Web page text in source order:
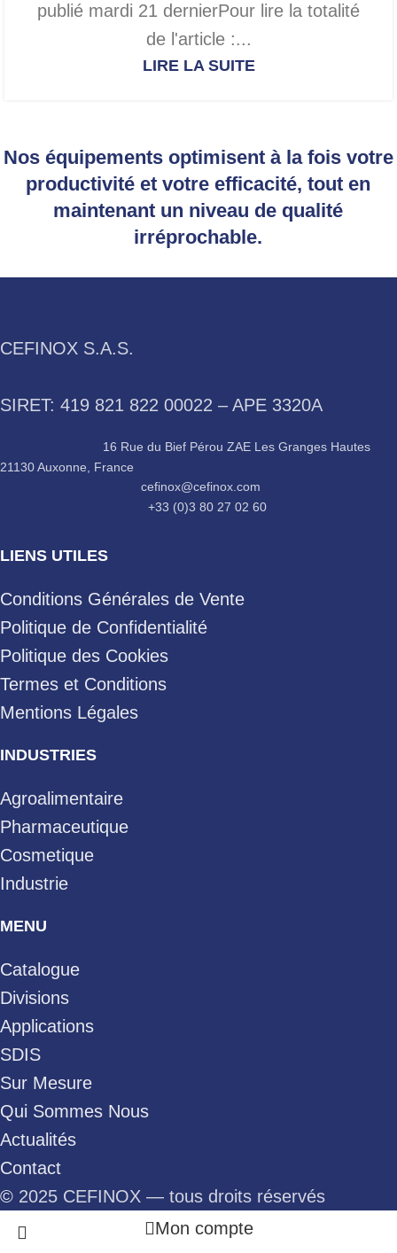
publié mardi 21 dernierPour lire la totalité
de l'article :...
LIRE LA SUITE
Nos équipements optimisent à la fois votre
productivité et votre efficacité, tout en
maintenant un niveau de qualité
irréprochable.
CEFINOX S.A.S.
SIRET: 419 821 822 00022 – APE 3320A
16 Rue du Bief Pérou ZAE Les Granges Hautes
21130 Auxonne, France
cefinox@cefinox.com
+33 (0)3 80 27 02 60
LIENS UTILES
Conditions Générales de Vente
Politique de Confidentialité
Politique des Cookies
Termes et Conditions
Mentions Légales
INDUSTRIES
Agroalimentaire
Pharmaceutique
Cosmetique
Industrie
MENU
Catalogue
Divisions
Applications
SDIS
Sur Mesure
Qui Sommes Nous
Actualités
Contact
© 2025 CEFINOX — tous droits réservés
Mon compte